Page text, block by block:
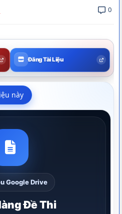
0
Đăng Tài Liệu